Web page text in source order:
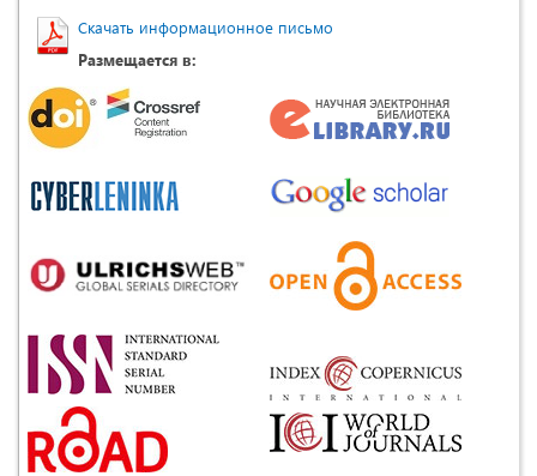
Скачать информационное письмо
Размещается в: